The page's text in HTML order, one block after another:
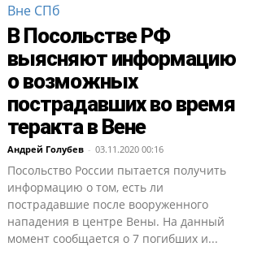
Вне СПб
В Посольстве РФ
выясняют информацию
о возможных
пострадавших во время
теракта в Вене
Андрей Голубев - 03.11.2020 00:16
Посольство России пытается получить
информацию о том, есть ли
пострадавшие после вооруженного
нападения в центре Вены. На данный
момент сообщается о 7 погибших и...